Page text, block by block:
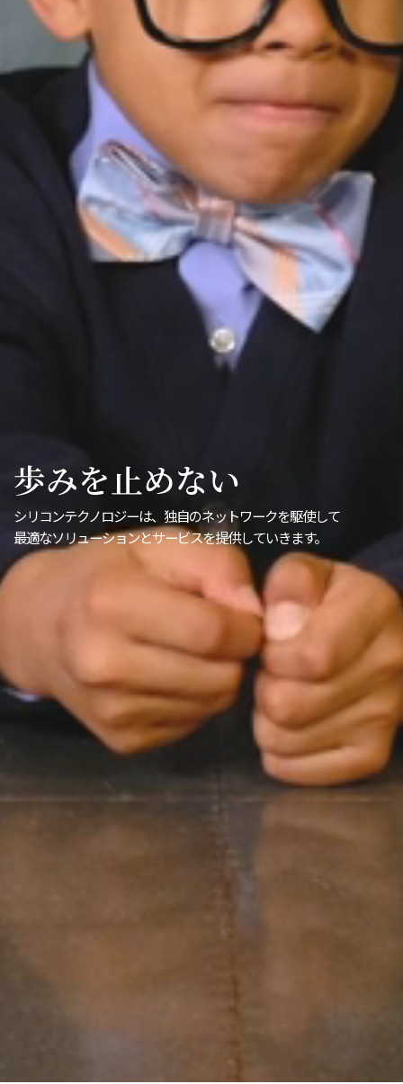
歩みを止めない
シリコンテクノロジーは、独自のネットワークを駆使して
最適なソリューションとサービスを提供していきます。